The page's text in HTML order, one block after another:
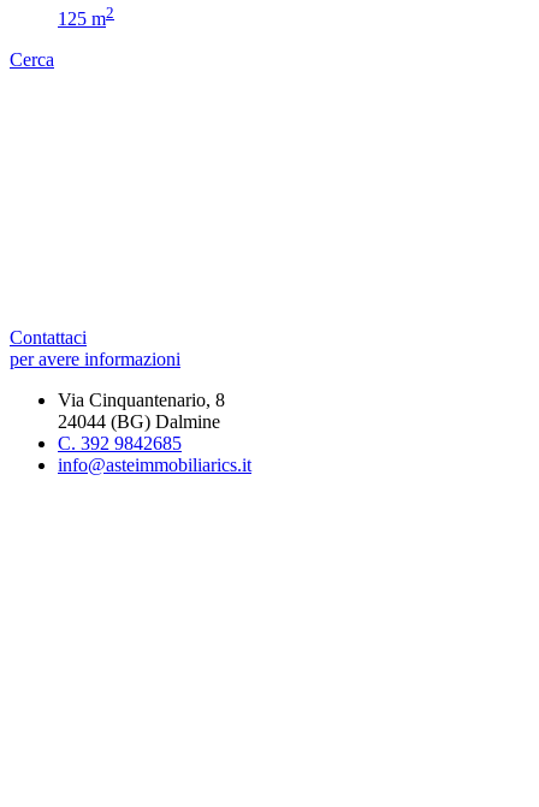
125 m2
Cerca
Contattaci
per avere informazioni
Via Cinquantenario, 8
24044 (BG) Dalmine
C. 392 9842685
info@asteimmobiliarics.it